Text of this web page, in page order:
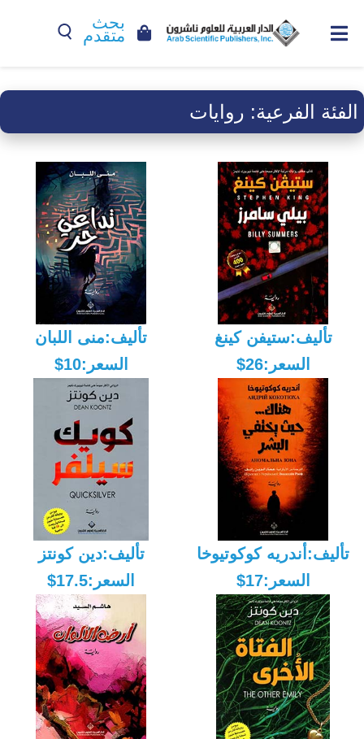
بحث
متقدم
الفئة الفرعية: روايات
تأليف:ستيفن كينغ
السعر:26$
تأليف:منى اللبان
السعر:10$
تأليف:أندريه كوكوتيوخا
السعر:17$
تأليف:دين كونتز
السعر:17.5$